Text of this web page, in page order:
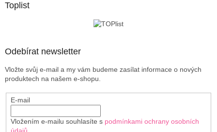
Toplist
Odebírat newsletter
Vložte svůj e-mail a my vám budeme zasílat informace o nových
produktech na našem e-shopu.
E-mail
Vložením e-mailu souhlasíte s podmínkami ochrany osobních